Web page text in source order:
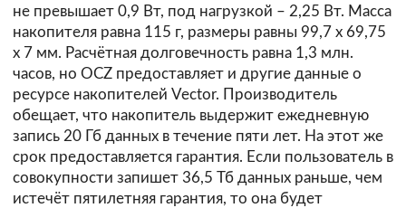
не превышает 0,9 Вт, под нагрузкой – 2,25 Вт. Масса
накопителя равна 115 г, размеры равны 99,7 х 69,75
х 7 мм. Расчётная долговечность равна 1,3 млн.
часов, но OCZ предоставляет и другие данные о
ресурсе накопителей Vector. Производитель
обещает, что накопитель выдержит ежедневную
запись 20 Гб данных в течение пяти лет. На этот же
срок предоставляется гарантия. Если пользователь в
совокупности запишет 36,5 Тб данных раньше, чем
истечёт пятилетняя гарантия, то она будет